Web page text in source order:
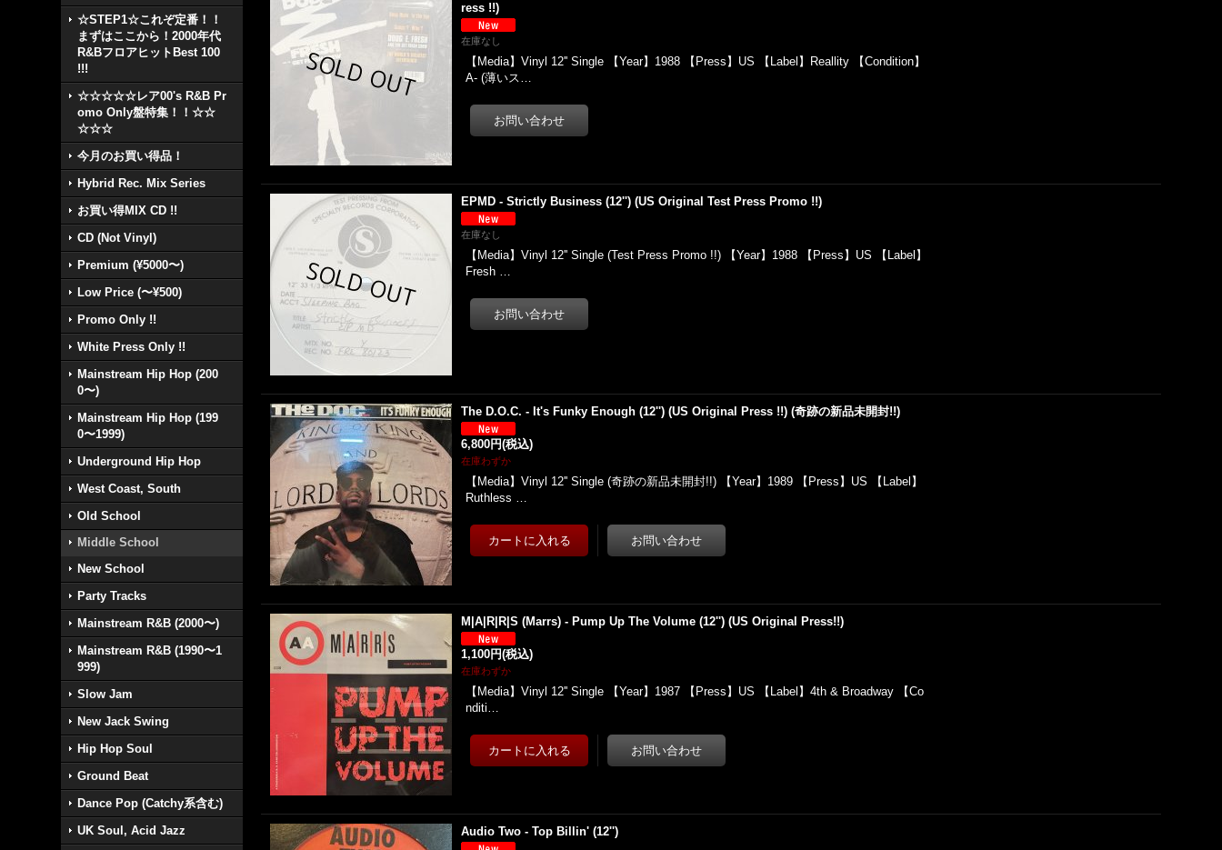
☆STEP1☆これぞ定番！！
まずはここから！2000年代
R&BフロアヒットBest 100
!!!
☆☆☆☆☆レア00's R&B Pr
omo Only盤特集！！☆☆
☆☆☆
今月のお買い得品！
Hybrid Rec. Mix Series
お買い得MIX CD !!
CD (Not Vinyl)
Premium (¥5000〜)
Low Price (〜¥500)
Promo Only !!
White Press Only !!
Mainstream Hip Hop (200
0〜)
Mainstream Hip Hop (199
0〜1999)
Underground Hip Hop
West Coast, South
Old School
Middle School
New School
Party Tracks
Mainstream R&B (2000〜)
Mainstream R&B (1990〜1
999)
Slow Jam
New Jack Swing
Hip Hop Soul
Ground Beat
Dance Pop (Catchy系含む)
UK Soul, Acid Jazz
ress !!)
在庫なし
【Media】Vinyl 12'' Single 【Year】1988 【Press】US 【Label】Reallity 【Condition】
A- (薄いス…
EPMD - Strictly Business (12'') (US Original Test Press Promo !!)
在庫なし
【Media】Vinyl 12'' Single (Test Press Promo !!) 【Year】1988 【Press】US 【Label】
Fresh …
The D.O.C. - It's Funky Enough (12'') (US Original Press !!) (奇跡の新品未開封!!)
6,800円(税込)
在庫わずか
【Media】Vinyl 12'' Single (奇跡の新品未開封!!) 【Year】1989 【Press】US 【Label】
Ruthless …
M|A|R|R|S (Marrs) - Pump Up The Volume (12'') (US Original Press!!)
1,100円(税込)
在庫わずか
【Media】Vinyl 12'' Single 【Year】1987 【Press】US 【Label】4th & Broadway 【Co
nditi…
Audio Two - Top Billin' (12'')